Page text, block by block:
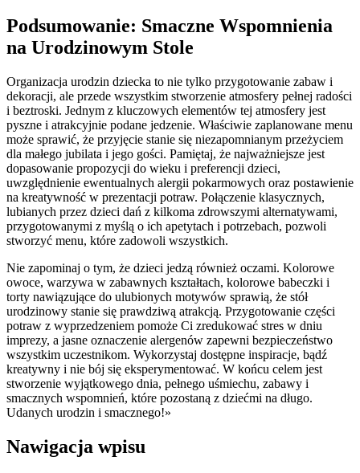
Podsumowanie: Smaczne Wspomnienia
na Urodzinowym Stole
Organizacja urodzin dziecka to nie tylko przygotowanie zabaw i
dekoracji, ale przede wszystkim stworzenie atmosfery pełnej radości
i beztroski. Jednym z kluczowych elementów tej atmosfery jest
pyszne i atrakcyjnie podane jedzenie. Właściwie zaplanowane menu
może sprawić, że przyjęcie stanie się niezapomnianym przeżyciem
dla małego jubilata i jego gości. Pamiętaj, że najważniejsze jest
dopasowanie propozycji do wieku i preferencji dzieci,
uwzględnienie ewentualnych alergii pokarmowych oraz postawienie
na kreatywność w prezentacji potraw. Połączenie klasycznych,
lubianych przez dzieci dań z kilkoma zdrowszymi alternatywami,
przygotowanymi z myślą o ich apetytach i potrzebach, pozwoli
stworzyć menu, które zadowoli wszystkich.
Nie zapominaj o tym, że dzieci jedzą również oczami. Kolorowe
owoce, warzywa w zabawnych kształtach, kolorowe babeczki i
torty nawiązujące do ulubionych motywów sprawią, że stół
urodzinowy stanie się prawdziwą atrakcją. Przygotowanie części
potraw z wyprzedzeniem pomoże Ci zredukować stres w dniu
imprezy, a jasne oznaczenie alergenów zapewni bezpieczeństwo
wszystkim uczestnikom. Wykorzystaj dostępne inspiracje, bądź
kreatywny i nie bój się eksperymentować. W końcu celem jest
stworzenie wyjątkowego dnia, pełnego uśmiechu, zabawy i
smacznych wspomnień, które pozostaną z dziećmi na długo.
Udanych urodzin i smacznego!»
Nawigacja wpisu